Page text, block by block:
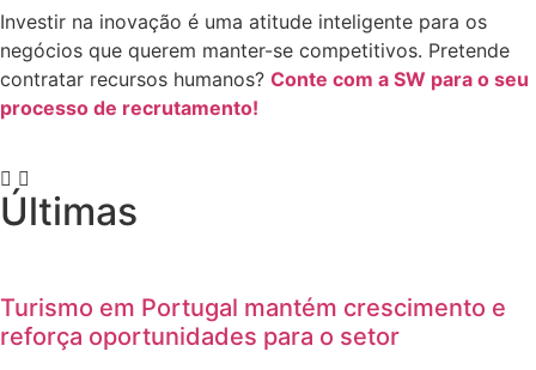
Investir na inovação é uma atitude inteligente para os
negócios que querem manter-se competitivos. Pretende
contratar recursos humanos? Conte com a SW para o seu
processo de recrutamento!
Últimas
Turismo em Portugal mantém crescimento e
reforça oportunidades para o setor